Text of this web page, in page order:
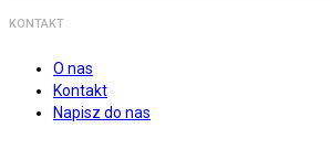
KONTAKT
O nas
Kontakt
Napisz do nas